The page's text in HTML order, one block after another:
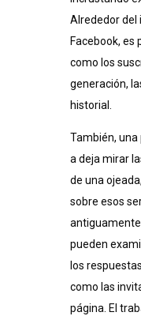
Alrededor del
Facebook, es
como los
generación,
historial.
También,
a deja mirar
de una
sobre esos
pueden
los
como las
página. El